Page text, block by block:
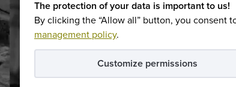
The protection of your data is important to us!
By clicking the “Allow all” button, you consent
management policy.
Customize permissions